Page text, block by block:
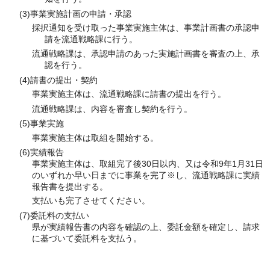
(3)事業実施計画の申請・承認
採択通知を受け取った事業実施主体は、事業計画書の承認申
請を流通戦略課に行う。
流通戦略課は、承認申請のあった実施計画書を審査の上、承
認を行う。
(4)請書の提出・契約
事業実施主体は、流通戦略課に請書の提出を行う。
流通戦略課は、内容を審査し契約を行う。
(5)事業実施
事業実施主体は取組を開始する。
(6)実績報告
事業実施主体は、取組完了後30日以内、又は令和9年1月31日
のいずれか早い日までに事業を完了※し、流通戦略課に実績
報告書を提出する。
支払いも完了させてください。
(7)委託料の支払い
県が実績報告書の内容を確認の上、委託金額を確定し、請求
に基づいて委託料を支払う。